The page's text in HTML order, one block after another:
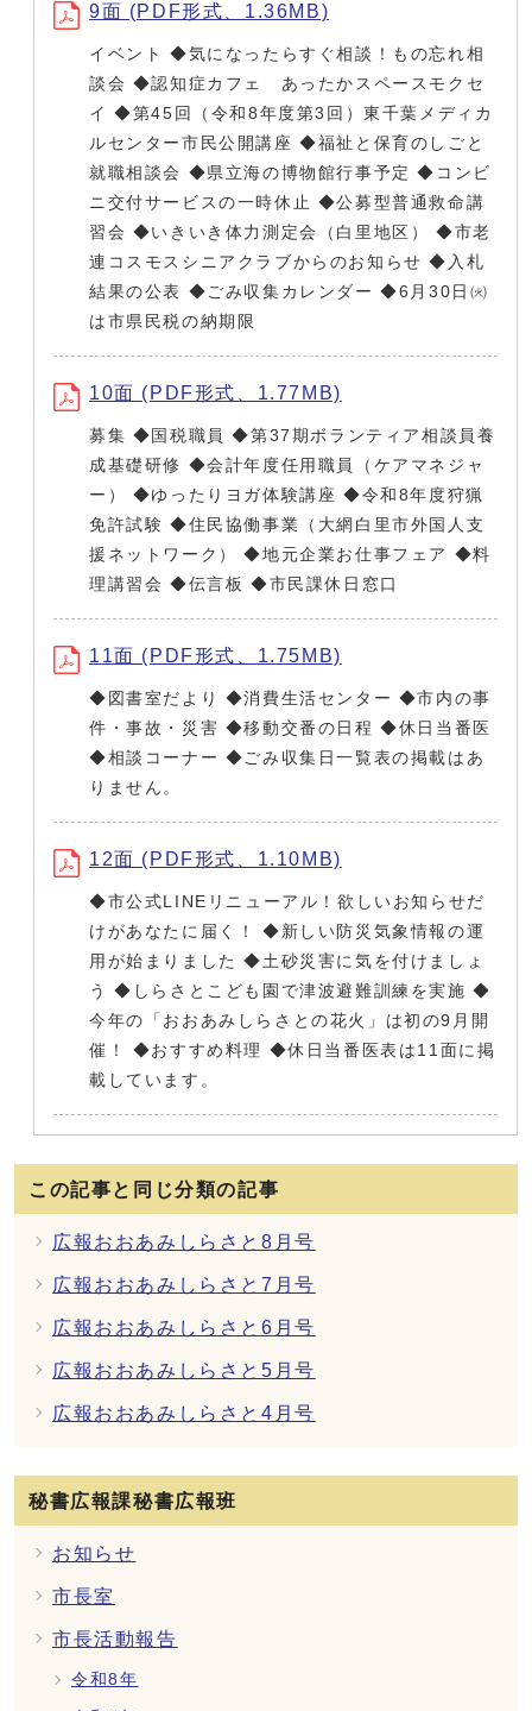
9面 (PDF形式、1.36MB)
イベント ◆気になったらすぐ相談！もの忘れ相
談会 ◆認知症カフェ あったかスペースモクセ
イ ◆第45回（令和8年度第3回）東千葉メディカ
ルセンター市民公開講座 ◆福祉と保育のしごと
就職相談会 ◆県立海の博物館行事予定 ◆コンビ
ニ交付サービスの一時休止 ◆公募型普通救命講
習会 ◆いきいき体力測定会（白里地区） ◆市老
連コスモスシニアクラブからのお知らせ ◆入札
結果の公表 ◆ごみ収集カレンダー ◆6月30日㈫
は市県民税の納期限
10面 (PDF形式、1.77MB)
募集 ◆国税職員 ◆第37期ボランティア相談員養
成基礎研修 ◆会計年度任用職員（ケアマネジャ
ー） ◆ゆったりヨガ体験講座 ◆令和8年度狩猟
免許試験 ◆住民協働事業（大網白里市外国人支
援ネットワーク） ◆地元企業お仕事フェア ◆料
理講習会 ◆伝言板 ◆市民課休日窓口
11面 (PDF形式、1.75MB)
◆図書室だより ◆消費生活センター ◆市内の事
件・事故・災害 ◆移動交番の日程 ◆休日当番医
◆相談コーナー ◆ごみ収集日一覧表の掲載はあ
りません。
12面 (PDF形式、1.10MB)
◆市公式LINEリニューアル！欲しいお知らせだ
けがあなたに届く！ ◆新しい防災気象情報の運
用が始まりました ◆土砂災害に気を付けましょ
う ◆しらさとこども園で津波避難訓練を実施 ◆
今年の「おおあみしらさとの花火」は初の9月開
催！ ◆おすすめ料理 ◆休日当番医表は11面に掲
載しています。
この記事と同じ分類の記事
広報おおあみしらさと8月号
広報おおあみしらさと7月号
広報おおあみしらさと6月号
広報おおあみしらさと5月号
広報おおあみしらさと4月号
秘書広報課秘書広報班
お知らせ
市長室
市長活動報告
令和8年